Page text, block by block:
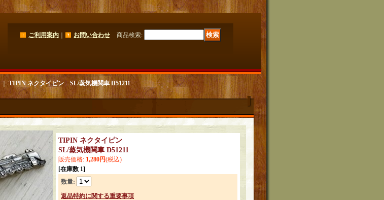
ご利用案内 お問い合わせ 商品検索:
｜ TIPIN ネクタイピン SL/蒸気機関車 D51211
TIPIN ネクタイピン
SL/蒸気機関車 D51211
販売価格: 1,280円(税込)
[在庫数 1]
数量:
返品特約に関する重要事項